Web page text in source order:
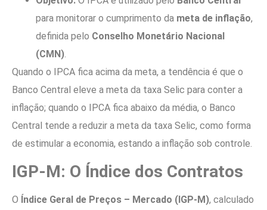
para monitorar o cumprimento da meta de inflação,
definida pelo Conselho Monetário Nacional
(CMN).
Quando o IPCA fica acima da meta, a tendência é que o
Banco Central eleve a meta da taxa Selic para conter a
inflação; quando o IPCA fica abaixo da média, o Banco
Central tende a reduzir a meta da taxa Selic, como forma
de estimular a economia, estando a inflação sob controle.
IGP-M: O Índice dos Contratos
O Índice Geral de Preços – Mercado (IGP-M), calculado